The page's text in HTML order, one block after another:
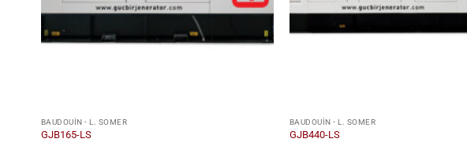
BAUDOUIN - L. SOMER
GJB165-LS
BAUDOUIN - L. SOMER
GJB440-LS